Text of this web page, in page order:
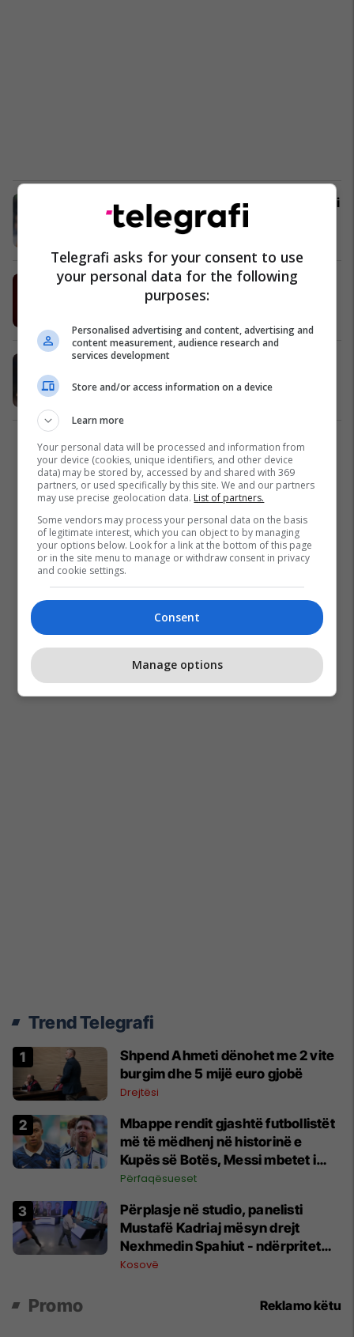
Chiellini: Nëse ka ndonjë futbollist si
unë, ai është Diego Godin
13/05/2020
Godin përjashton rikthimin te
Atletico Madridi
Godin pritet të transferohet te
Unitedi ose Tottenhami
1
Trend Telegrafi
Shpend Ahmeti dënohet me 2 vite
burgim dhe 5 mijë euro gjobë
Drejtësi
Mbappe rendit gjashtë futbollistët
më të mëdhenj në historinë e
Kupës së Botës, Messi mbetet i
dyti
Përfaqësueset
Përplasje në studio, panelisti
Mustafë Kadriaj mësyn drejt
Nexhmedin Spahiut - ndërpritet
transmetimi
Kosovë
Promo Reklamo këtu
Telegrafi asks for your consent to use
your personal data for the following
purposes:
Personalised advertising and content, advertising and
content measurement, audience research and
services development
Store and/or access information on a device
Learn more
Your personal data will be processed and information from
your device (cookies, unique identifiers, and other device
data) may be stored by, accessed by and shared with 369
partners, or used specifically by this site. We and our partners
may use precise geolocation data. List of partners.
Some vendors may process your personal data on the basis
of legitimate interest, which you can object to by managing
your options below. Look for a link at the bottom of this page
or in the site menu to manage or withdraw consent in privacy
and cookie settings.
Consent
Manage options